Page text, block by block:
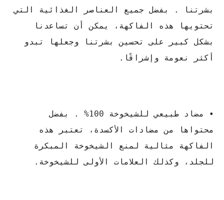
بشرتنا . بفضل جميع العناصر الغذائية التي
تحتويها هذه الفاكهة، يمكن أن تساعدنا
بشكل كبير على تحسين بشرتنا وجعلها تبدو
أكثر نعومة وإشراقًا.
• مضاد طبيعي للشيخوخة 100% . بفضل
محتواها من مضادات الأكسدة، تعتبر هذه
الفاكهة مثالية لمنع الشيخوخة المبكرة
للجلد، وكذلك العلامات الأولى للشيخوخة.